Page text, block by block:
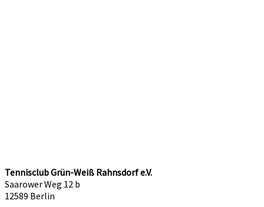
Tennisclub Grün-Weiß Rahnsdorf e.V.
Saarower Weg 12 b
12589 Berlin